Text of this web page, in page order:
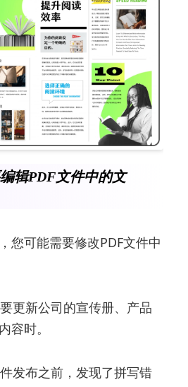
辑PDF文件中的文
您可能需要修改PDF文件中
更新公司的宣传册、产品
容时。
发布之前，发现了拼写错